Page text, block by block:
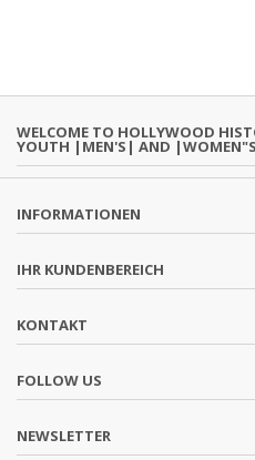
WELCOME TO HOLLYWOOD
YOUTH |MEN'S| AND
INFORMATIONEN
IHR KUNDENBEREICH
KONTAKT
FOLLOW US
NEWSLETTER